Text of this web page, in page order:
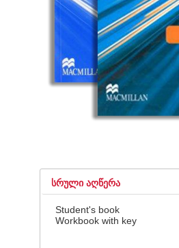
ᲡᲠᲣᲚᲘ ᲐᲦᲬᲔᲠᲐ
Student's book
Workbook with key